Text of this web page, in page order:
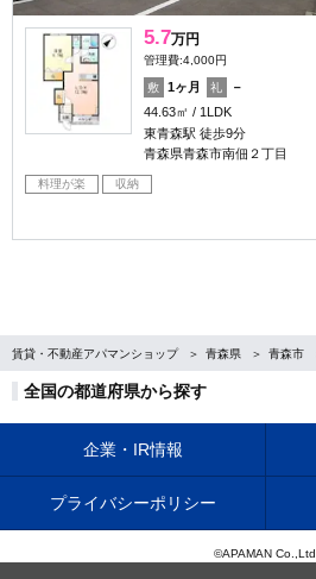
5.7万円
管理費:4,000円
敷 1ヶ月 礼
－
44.63㎡
1LDK
東青森駅 徒歩9分
青森県青森市南佃２丁目
料理が楽 収納
賃貸・不動産アパマンショップ 青森県 青森市
全国の都道府県から探す
企業・IR情報
プライバシーポリシー
©APAMAN Co.,Ltd.